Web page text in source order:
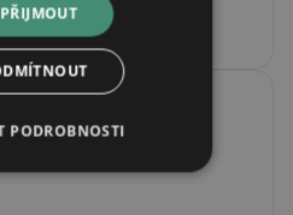
Nymburk, 28802
PODROBNOSTI